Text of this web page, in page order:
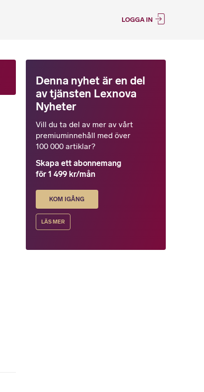
LOGGA IN
Denna nyhet är en del
av tjänsten Lexnova
Nyheter
Vill du ta del av mer av vårt
premiuminnehåll med över
100 000 artiklar?
Skapa ett abonnemang
för 1 499 kr/mån
KOM IGÅNG
LÄS MER